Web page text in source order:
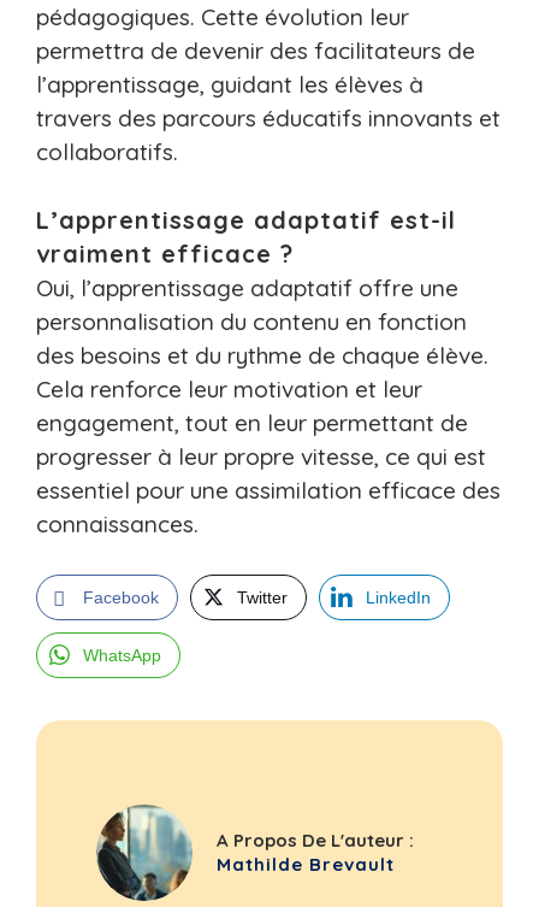
pédagogiques. Cette évolution leur
permettra de devenir des facilitateurs de
l’apprentissage, guidant les élèves à
travers des parcours éducatifs innovants et
collaboratifs.
L’apprentissage adaptatif est-il
vraiment efficace ?
Oui, l’apprentissage adaptatif offre une
personnalisation du contenu en fonction
des besoins et du rythme de chaque élève.
Cela renforce leur motivation et leur
engagement, tout en leur permettant de
progresser à leur propre vitesse, ce qui est
essentiel pour une assimilation efficace des
connaissances.
Facebook Twitter LinkedIn
WhatsApp
A Propos De L'auteur :
Mathilde Brevault